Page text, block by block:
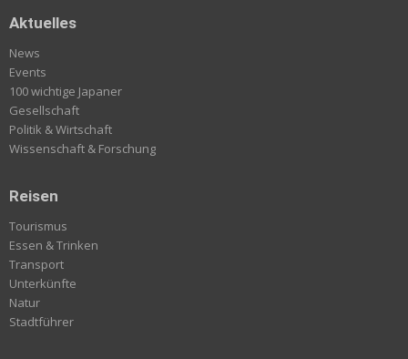
Aktuelles
News
Events
100 wichtige Japaner
Gesellschaft
Politik & Wirtschaft
Wissenschaft & Forschung
Reisen
Tourismus
Essen & Trinken
Transport
Unterkünfte
Natur
Stadtführer